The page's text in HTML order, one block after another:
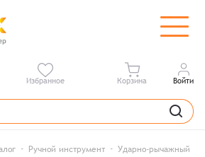
Избранное Корзина Войти
Ручной инструмент Ударно-рычажный